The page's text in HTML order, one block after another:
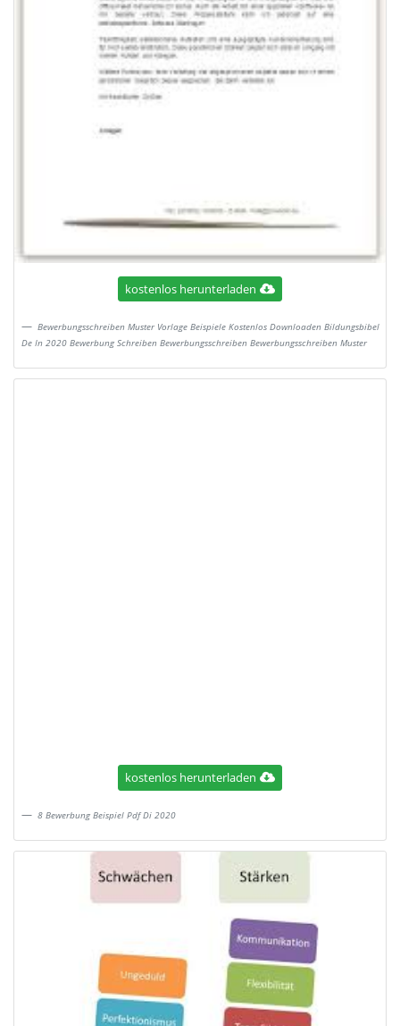
kostenlos herunterladen
Bewerbungsschreiben Muster Vorlage Beispiele Kostenlos Downloaden Bildungsbibel
De In 2020 Bewerbung Schreiben Bewerbungsschreiben Bewerbungsschreiben Muster
kostenlos herunterladen
8 Bewerbung Beispiel Pdf Di 2020